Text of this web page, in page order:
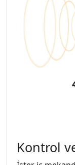
Kontrol